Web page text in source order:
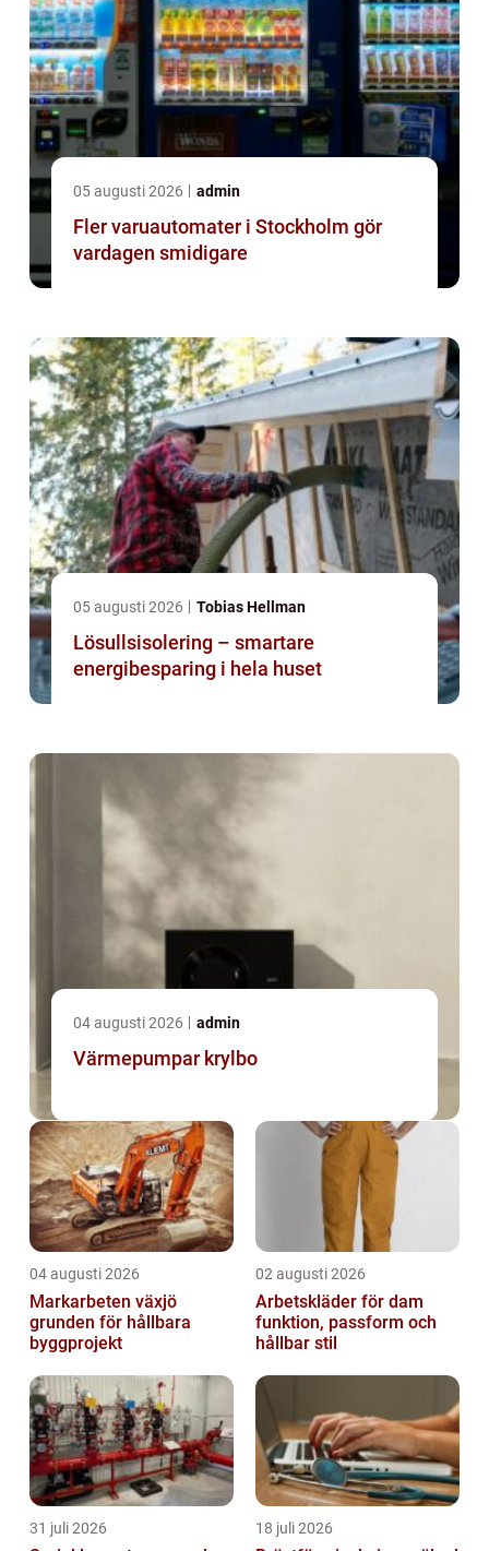
05 augusti 2026 admin
Fler varuautomater i Stockholm gör
vardagen smidigare
05 augusti 2026 Tobias Hellman
Lösullsisolering – smartare
energibesparing i hela huset
04 augusti 2026 admin
Värmepumpar krylbo
04 augusti 2026
Markarbeten växjö
grunden för hållbara
byggprojekt
02 augusti 2026
Arbetskläder för dam
funktion, passform och
hållbar stil
31 juli 2026 18 juli 2026